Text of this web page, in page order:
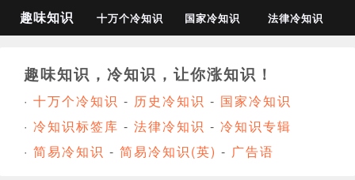
趣味知识 十万个冷知识 国家冷知识 法律冷知识
趣味知识，冷知识，让你涨知识！
· 十万个冷知识 - 历史冷知识 - 国家冷知识
· 冷知识标签库 - 法律冷知识 - 冷知识专辑
· 简易冷知识 - 简易冷知识(英) - 广告语